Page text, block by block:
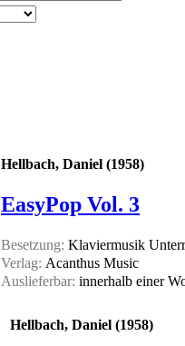
Hellbach, Daniel (1958)
EasyPop Vol. 3
Besetzung: Klaviermusik
Verlag: Acanthus Music
Auslieferbar: innerhalb einer
Hellbach, Daniel (1958)